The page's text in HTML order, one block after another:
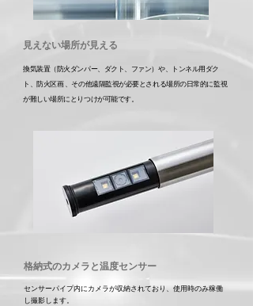
​見えない場所が見える
換気装置（防火ダンパー、ダクト、ファン）や、トンネル用ダク
ト、防火区画 、その他遠隔監視が必要とされる場所の日常的に監視
が難しい場所にとりつけが可能です。
格納式のカメラと温度センサー
センサーパイプ内にカメラが収納されており、使用時のみ稼働
し撮影します。